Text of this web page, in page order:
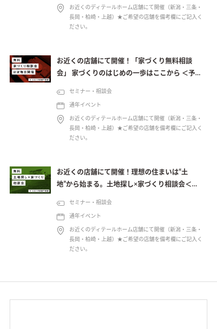
お近くのディテールホーム店舗にて開催（新潟・三条・
長岡・柏崎・上越）★ご希望の店舗を備考欄にご記入く
ださい。
お近くの店舗にて開催！「家づくり無料相談
会」 家づくりのはじめの一歩はここから ＜予約
セミナー・相談会
通年イベント
お近くのディテールホーム店舗にて開催（新潟・三条・
長岡・柏崎・上越）★ご希望の店舗を備考欄にご記入く
ださい。
お近くの店舗にて開催！理想の住まいは“土
地”から始まる。土地探し×家づくり相談会＜予
セミナー・相談会
通年イベント
お近くのディテールホーム店舗にて開催（新潟・三条・
長岡・柏崎・上越）★ご希望の店舗を備考欄にご記入く
ださい。